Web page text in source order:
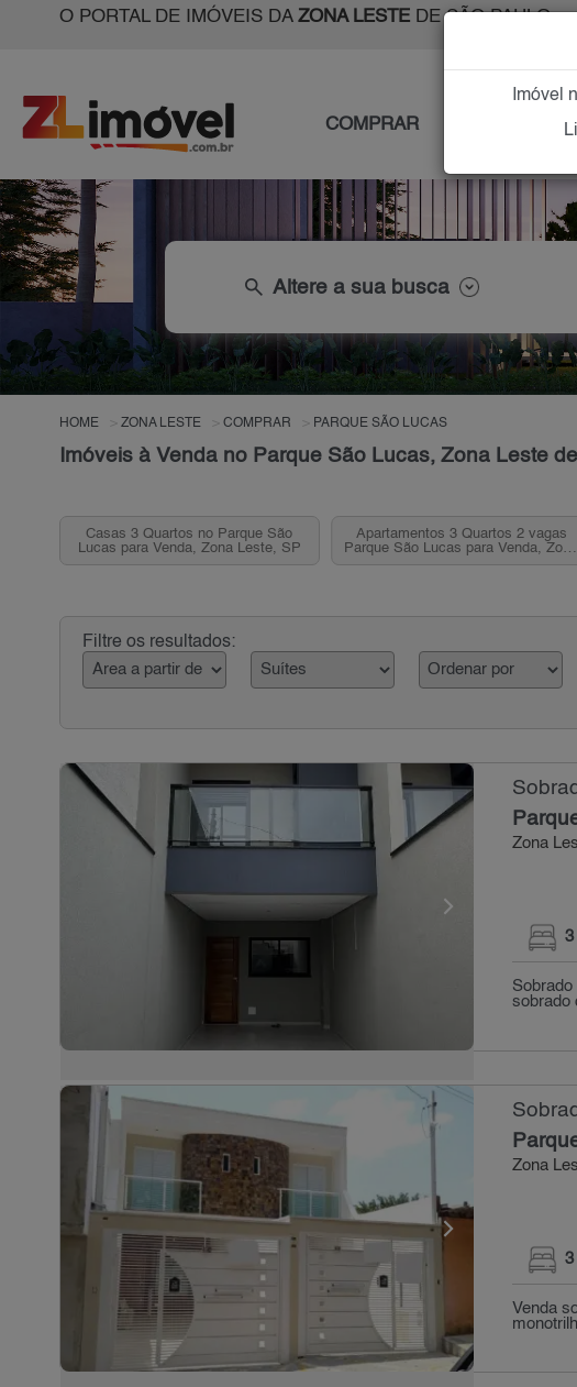
O PORTAL DE IMÓVEIS DA ZONA LESTEDE SÃO PAULO
COMPRAR
search Altere a sua busca
HOME ZONA LESTE COMPRAR PARQUE SÃO LUCAS
Imóveis à Venda no Parque São Lucas, Zona Leste
Casas 3 Quartos no Parque São
Lucas para Venda, Zona Leste, SP
Apartamentos 3 Quartos 2 vagas
Parque São Lucas para Venda, Zona
Filtre os resultados:
Zona
3
sobrado
Zona
3
Venda
Imóvel